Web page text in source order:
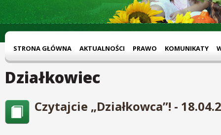
STRONA GŁÓWNA AKTUALNOŚCI PRAWO KOMUNIKATY
Działkowiec
Czytajcie „Działkowca”! -